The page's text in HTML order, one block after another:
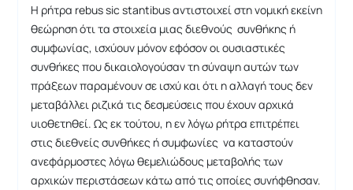
H ρήτρα rebus sic stantibus αντιστοιχεί στη νομική εκείνη
θεώρηση ότι τα στοιχεία μιας διεθνούς συνθήκης ή
συμφωνίας, ισχύουν μόνον εφόσον οι ουσιαστικές
συνθήκες που δικαιολογούσαν τη σύναψη αυτών των
πράξεων παραμένουν σε ισχύ και ότι η αλλαγή τους δεν
μεταβάλλει ριζικά τις δεσμεύσεις που έχουν αρχικά
υιοθετηθεί. Ως εκ τούτου, η εν λόγω ρήτρα επιτρέπει
στις διεθνείς συνθήκες ή συμφωνίες να καταστούν
ανεφάρμοστες λόγω θεμελιώδους μεταβολής των
αρχικών περιστάσεων κάτω από τις οποίες συνήφθησαν.